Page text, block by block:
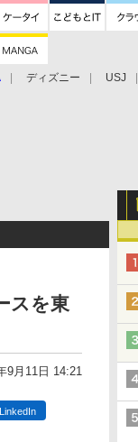
ディズニー USJ
スを東
9月11日 14:21
LinkedIn